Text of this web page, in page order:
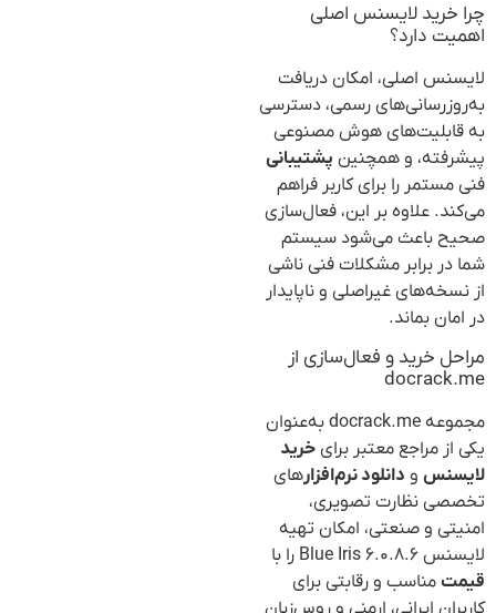
چرا خرید لایسنس اصلی
اهمیت دارد؟
لایسنس اصلی، امکان دریافت
به‌روزرسانی‌های رسمی، دسترسی
به قابلیت‌های هوش مصنوعی
پیشرفته، و همچنین پشتیبانی
فنی مستمر را برای کاربر فراهم
می‌کند. علاوه بر این، فعال‌سازی
صحیح باعث می‌شود سیستم
شما در برابر مشکلات فنی ناشی
از نسخه‌های غیراصلی و ناپایدار
در امان بماند.
مراحل خرید و فعال‌سازی از
docrack.me
مجموعه docrack.me به‌عنوان
یکی از مراجع معتبر برای خرید
لایسنس و دانلود نرم‌افزارهای
تخصصی نظارت تصویری،
امنیتی و صنعتی، امکان تهیه
لایسنس Blue Iris ۶.۰.۸.۶ را با
قیمت مناسب و رقابتی برای